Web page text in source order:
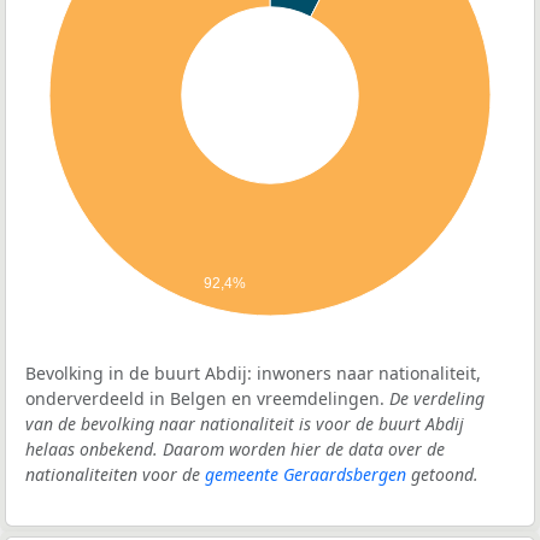
92,4%
Bevolking in de buurt Abdij: inwoners naar nationaliteit,
onderverdeeld in Belgen en vreemdelingen. De verdeling
van de bevolking naar nationaliteit is voor de buurt Abdij
helaas onbekend. Daarom worden hier de data over de
nationaliteiten voor de gemeente Geraardsbergen getoond.